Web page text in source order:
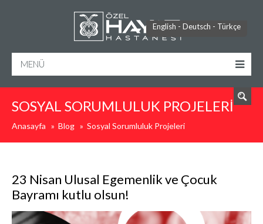
MENÜ
English -Deutsch - Türkçe
SOSYAL SORUMLULUK PROJELERI
Anasayfa » Blog » Sosyal Sorumluluk Projeleri
23 Nisan Ulusal Egemenlik ve Çocuk
Bayramı kutlu olsun!